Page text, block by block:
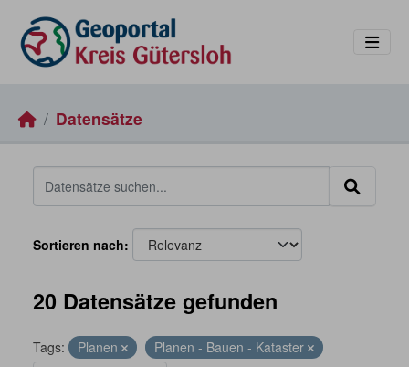
Datensätze
Sortieren nach
20 Datensätze gefunden
Tags: Planen
Planen - Bauen - Kataster